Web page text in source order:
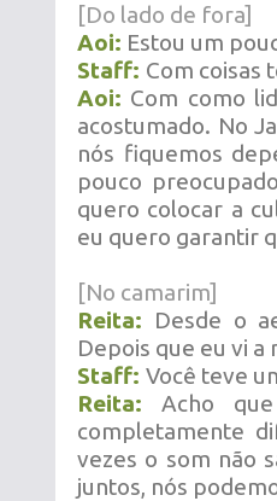
[Do lado de fora]
Aoi: Estou um
Staff: Com coisas
Aoi: Com como
acostumado. No
nós fiquemos
pouco
quero colocar a
eu quero garantir
[No camarim]
Reita: Desde o
Depois que eu vi
Staff: Você teve
Reita:Acho
completamente
vezes o som não
juntos, nós